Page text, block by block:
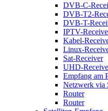
DVB-C-
DVB-T2-
DVB-T-
IPTV-
Kabel-
Linux-
Sat-Receiver
UHD-
Empfang am
Netzwerk via
Router
Router